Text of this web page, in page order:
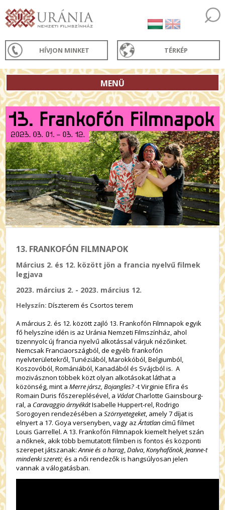
HÍVJON MINKET TÉRKÉP
MENÜ
13. FRANKOFÓN FILMNAPOK
Március 2. és 12. között jön a francia nyelvű filmek
legjava
2023. március 2. - 2023. március 12.
Helyszín:Díszterem és Csortos terem
A március 2. és 12. között zajló 13. Frankofón Filmnapok egyik
fő helyszíne idén is az Uránia Nemzeti Filmszínház, ahol
tizennyolc új francia nyelvű alkotással várjuk nézőinket.
Nemcsak Franciaországból, de egyéb frankofón
nyelvterületekről, Tunéziából, Marokkóból, Belgiumból,
Koszovóból, Romániából, Kanadából és Svájcból is. A
mozivásznon többek közt olyan alkotásokat láthat a
közönség, mint aMerre jársz, Bojangles?-t Virginie Efira és
Romain Duris főszereplésével, a VádatCharlotte Gainsbourg-
ral, a Caravaggio árnyékátIsabelle Huppert-rel, Rodrigo
Sorogoyen rendezésében aSzörnyetegeket, amely 7 díjat is
elnyert a 17. Goya versenyben, vagy azÁrtatlancímű filmet
Louis Garrellel. A 13. Frankofón Filmnapok kiemelt helyet szán
a nőknek, akik több bemutatott filmben is fontos és központi
szerepet játszanak:Annie és a harag,Dalva,Konyhafőnök, Jeanne-t
mindenki szereti; és a női rendezők is hangsúlyosan jelen
vannak a válogatásban.